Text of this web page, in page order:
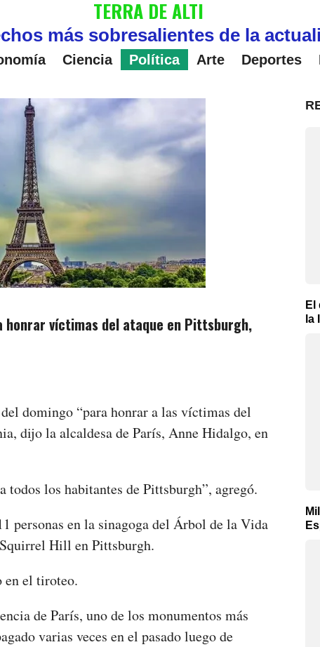
TERRA DE ALTI
más sobresalientes de la
Ciencia Política Arte Deportes
honrar víctimas del ataque en Pittsburgh,
domingo “para honrar a las víctimas del
dijo la alcaldesa de París, Anne Hidalgo, en
los habitantes de Pittsburgh”, agregó.
personas en la sinagoga del Árbol de la Vida
Hill en Pittsburgh.
en el tiroteo.
de París, uno de los monumentos más
varias veces en el pasado luego de
El
la